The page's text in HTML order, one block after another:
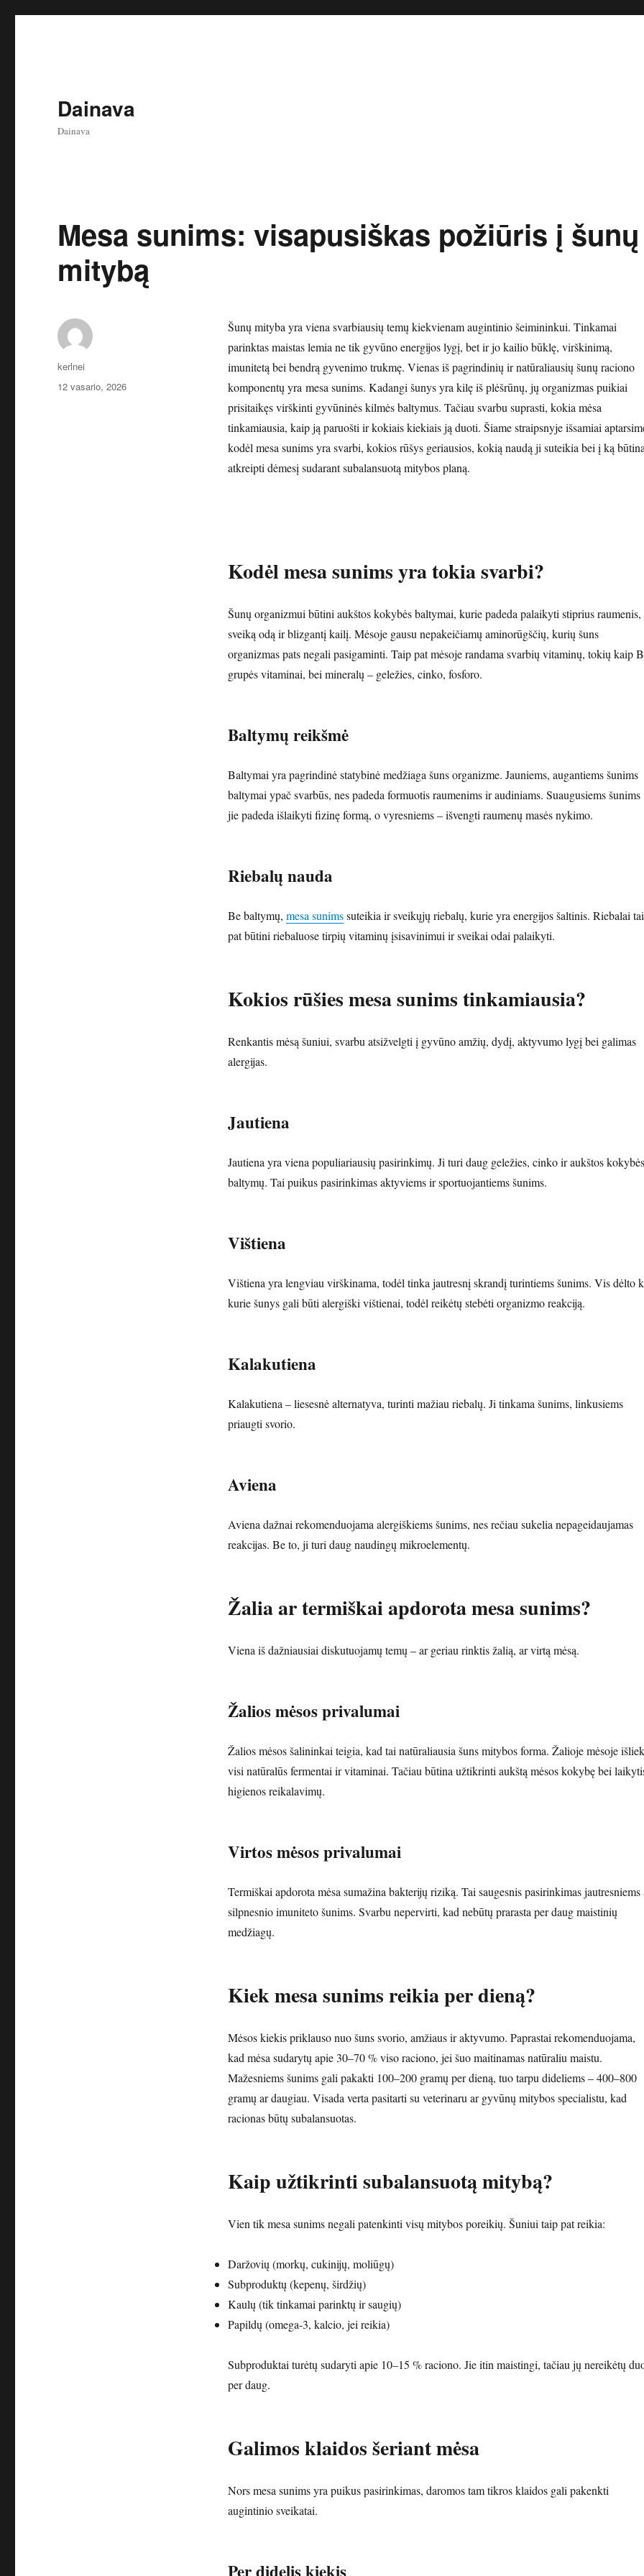
Dainava
Dainava
Mesa sunims: visapusiškas požiūris į šunų
mitybą
Šunų mityba yra viena svarbiausių temų kiekvienam augintinio šeimininkui. Tinkamai
parinktas maistas lemia ne tik gyvūno energijos lygį, bet ir jo kailio būklę, virškinimą,
imunitetą bei bendrą gyvenimo trukmę. Vienas iš pagrindinių ir natūraliausių šunų raciono
komponentų yra mesa sunims. Kadangi šunys yra kilę iš plėšrūnų, jų organizmas puikiai
prisitaikęs virškinti gyvūninės kilmės baltymus. Tačiau svarbu suprasti, kokia mėsa
tinkamiausia, kaip ją paruošti ir kokiais kiekiais ją duoti. Šiame straipsnyje išsamiai
kodėl mesa sunims yra svarbi, kokios rūšys geriausios, kokią naudą ji suteikia bei į ką
atkreipti dėmesį sudarant subalansuotą mitybos planą.
Kodėl mesa sunims yra tokia svarbi?
Šunų organizmui būtini aukštos kokybės baltymai, kurie padeda palaikyti stiprius raumenis,
sveiką odą ir blizgantį kailį. Mėsoje gausu nepakeičiamų aminorūgščių, kurių šuns
organizmas pats negali pasigaminti. Taip pat mėsoje randama svarbių vitaminų, tokių kaip B
grupės vitaminai, bei mineralų – geležies, cinko, fosforo.
Baltymų reikšmė
Baltymai yra pagrindinė statybinė medžiaga šuns organizme. Jauniems, augantiems šunims
baltymai ypač svarbūs, nes padeda formuotis raumenims ir audiniams. Suaugusiems šunims
jie padeda išlaikyti fizinę formą, o vyresniems – išvengti raumenų masės nykimo.
Riebalų nauda
Be baltymų, mesa sunimssuteikia ir sveikųjų riebalų, kurie yra energijos šaltinis. Riebalai
pat būtini riebaluose tirpių vitaminų įsisavinimui ir sveikai odai palaikyti.
Kokios rūšies mesa sunims tinkamiausia?
Renkantis mėsą šuniui, svarbu atsižvelgti į gyvūno amžių, dydį, aktyvumo lygį bei galimas
alergijas.
Jautiena
Jautiena yra viena populiariausių pasirinkimų. Ji turi daug geležies, cinko ir aukštos kokybės
baltymų. Tai puikus pasirinkimas aktyviems ir sportuojantiems šunims.
Vištiena
Vištiena yra lengviau virškinama, todėl tinka jautresnį skrandį turintiems šunims. Vis dėlto
kurie šunys gali būti alergiški vištienai, todėl reikėtų stebėti organizmo reakciją.
Kalakutiena
Kalakutiena – liesesnė alternatyva, turinti mažiau riebalų. Ji tinkama šunims, linkusiems
priaugti svorio.
Aviena
Aviena dažnai rekomenduojama alergiškiems šunims, nes rečiau sukelia nepageidaujamas
reakcijas. Be to, ji turi daug naudingų mikroelementų.
Žalia ar termiškai apdorota mesa sunims?
Viena iš dažniausiai diskutuojamų temų – ar geriau rinktis žalią, ar virtą mėsą.
Žalios mėsos privalumai
Žalios mėsos šalininkai teigia, kad tai natūraliausia šuns mitybos forma. Žalioje mėsoje
visi natūralūs fermentai ir vitaminai. Tačiau būtina užtikrinti aukštą mėsos kokybę bei
higienos reikalavimų.
Virtos mėsos privalumai
Termiškai apdorota mėsa sumažina bakterijų riziką. Tai saugesnis pasirinkimas jautresniems
silpnesnio imuniteto šunims. Svarbu nepervirti, kad nebūtų prarasta per daug maistinių
medžiagų.
Kiek mesa sunims reikia per dieną?
Mėsos kiekis priklauso nuo šuns svorio, amžiaus ir aktyvumo. Paprastai rekomenduojama,
kad mėsa sudarytų apie 30–70 % viso raciono, jei šuo maitinamas natūraliu maistu.
Mažesniems šunims gali pakakti 100–200 gramų per dieną, tuo tarpu dideliems – 400–800
gramų ar daugiau. Visada verta pasitarti su veterinaru ar gyvūnų mitybos specialistu, kad
racionas būtų subalansuotas.
Kaip užtikrinti subalansuotą mitybą?
Vien tik mesa sunims negali patenkinti visų mitybos poreikių. Šuniui taip pat reikia:
Daržovių (morkų, cukinijų, moliūgų)
Subproduktų (kepenų, širdžių)
Kaulų (tik tinkamai parinktų ir saugių)
Papildų (omega-3, kalcio, jei reikia)
Subproduktai turėtų sudaryti apie 10–15 % raciono. Jie itin maistingi, tačiau jų nereikėtų
per daug.
Galimos klaidos šeriant mėsa
Nors mesa sunims yra puikus pasirinkimas, daromos tam tikros klaidos gali pakenkti
augintinio sveikatai.
Per didelis kiekis
Autorius
kerlnei
Paskelbta
12 vasario, 2026